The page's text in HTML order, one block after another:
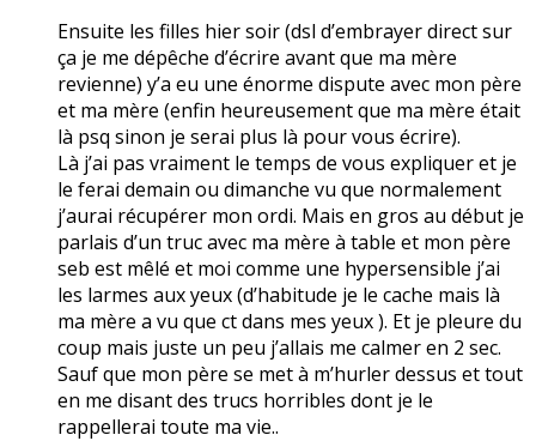
Ensuite les filles hier soir (dsl d’embrayer direct sur
ça je me dépêche d’écrire avant que ma mère
revienne) y’a eu une énorme dispute avec mon père
et ma mère (enfin heureusement que ma mère était
là psq sinon je serai plus là pour vous écrire).
Là j’ai pas vraiment le temps de vous expliquer et je
le ferai demain ou dimanche vu que normalement
j’aurai récupérer mon ordi. Mais en gros au début je
parlais d’un truc avec ma mère à table et mon père
seb est mêlé et moi comme une hypersensible j’ai
les larmes aux yeux (d’habitude je le cache mais là
ma mère a vu que ct dans mes yeux ). Et je pleure du
coup mais juste un peu j’allais me calmer en 2 sec.
Sauf que mon père se met à m’hurler dessus et tout
en me disant des trucs horribles dont je le
rappellerai toute ma vie..